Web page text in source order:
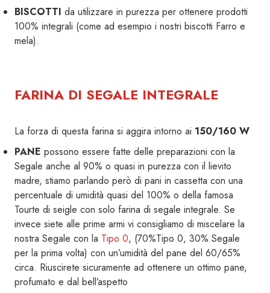
BISCOTTI da utilizzare in purezza per ottenere prodotti
100% integrali (come ad esempio i nostri biscotti Farro e
mela).
FARINA DI SEGALE INTEGRALE
La forza di questa farina si aggira intorno ai 150/160 W
PANE possono essere fatte delle preparazioni con la
Segale anche al 90% o quasi in purezza con il lievito
madre, stiamo parlando però di pani in cassetta con una
percentuale di umidità quasi del 100% o della famosa
Tourte di seigle con solo farina di segale integrale. Se
invece siete alle prime armi vi consigliamo di miscelare la
nostra Segale con la Tipo 0, (70%Tipo 0, 30% Segale
per la prima volta) con un’umidità del pane del 60/65%
circa. Riuscirete sicuramente ad ottenere un ottimo pane,
profumato e dal bell’aspetto